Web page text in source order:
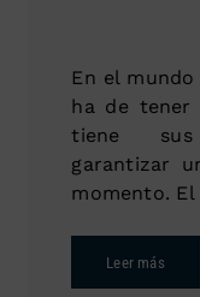
En el
ha de tener
tiene sus
garantizar
momento.
Leer más